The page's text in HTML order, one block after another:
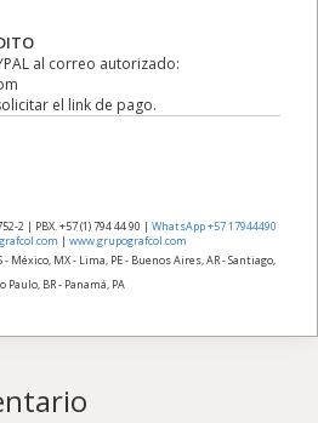
al correo autorizado:
el link de pago.
2 | PBX. +57 (1) 794 44 90 | WhatsApp +57 17944490
| www.grupografcol.com
- México, MX - Lima, PE - Buenos Aires, AR - Santiago,
Paulo, BR - Panamá, PA